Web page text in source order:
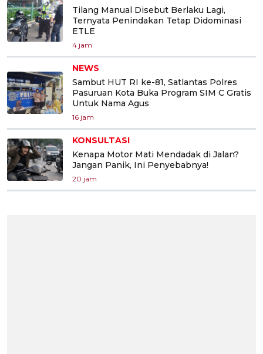
Tilang Manual Disebut Berlaku Lagi,
Ternyata Penindakan Tetap Didominasi
ETLE
4 jam
NEWS
Sambut HUT RI ke-81, Satlantas Polres
Pasuruan Kota Buka Program SIM C Gratis
Untuk Nama Agus
16 jam
KONSULTASI
Kenapa Motor Mati Mendadak di Jalan?
Jangan Panik, Ini Penyebabnya!
20 jam